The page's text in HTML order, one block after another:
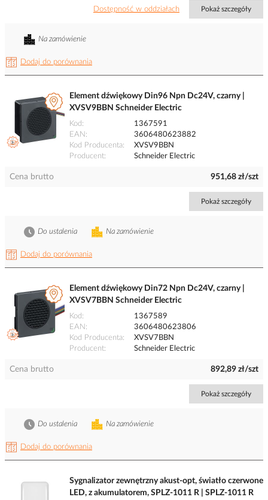
Dostępność w oddziałach Pokaż szczegóły
Dodaj do porównania
Na zamówienie
Element dźwiękowy Din96 Npn Dc24V, czarny |
XVSV9BBN Schneider Electric
Kod
1367591
EAN
3606480623882
Kod Producenta
XVSV9BBN
Producent
Schneider Electric
Cena brutto 951,68 zł/szt
Pokaż szczegóły
Dodaj do porównania
Na zamówienie
Do ustalenia
Element dźwiękowy Din72 Npn Dc24V, czarny |
XVSV7BBN Schneider Electric
Kod
1367589
EAN
3606480623806
Kod Producenta
XVSV7BBN
Producent
Schneider Electric
Cena brutto 892,89 zł/szt
Pokaż szczegóły
Dodaj do porównania
Na zamówienie
Do ustalenia
Sygnalizator zewnętrzny akust-opt, światło czerwone
LED, z akumulatorem, SPLZ-1011 R | SPLZ-1011 R